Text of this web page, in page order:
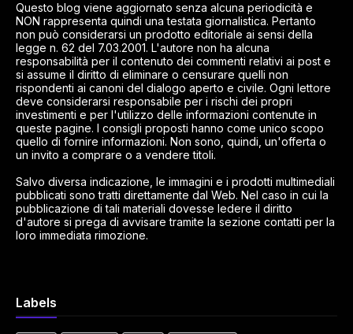
Questo blog viene aggiornato senza alcuna periodicità e
NON rappresenta quindi una testata giornalistica. Pertanto
non può considerarsi un prodotto editoriale ai sensi della
legge n. 62 del 7.03.2001. L'autore non ha alcuna
responsabilità per il contenuto dei commenti relativi ai post e
si assume il diritto di eliminare o censurare quelli non
rispondenti ai canoni del dialogo aperto e civile. Ogni lettore
deve considerarsi responsabile per i rischi dei propri
investimenti e per l'utilizzo delle informazioni contenute in
queste pagine. I consigli proposti hanno come unico scopo
quello di fornire informazioni. Non sono, quindi, un'offerta o
un invito a comprare o a vendere titoli.
Salvo diversa indicazione, le immagini e i prodotti multimediali
pubblicati sono tratti direttamente dal Web. Nel caso in cui la
pubblicazione di tali materiali dovesse ledere il diritto
d'autore si prega di avvisare tramite la sezione contatti per la
loro immediata rimozione.
Labels